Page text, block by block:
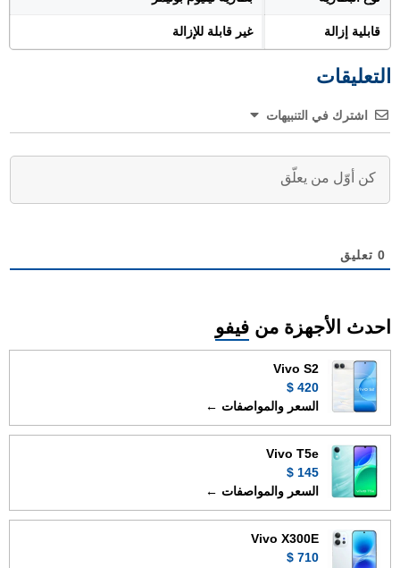
قابلية إزالة غير قابلة للإزالة
التعليقات
اشترك في التنبيهات
0 تعليق
احدث الأجهزة من فيفو
Vivo S2
420 $
السعر والمواصفات ←
Vivo T5e
145 $
السعر والمواصفات ←
Vivo X300E
710 $